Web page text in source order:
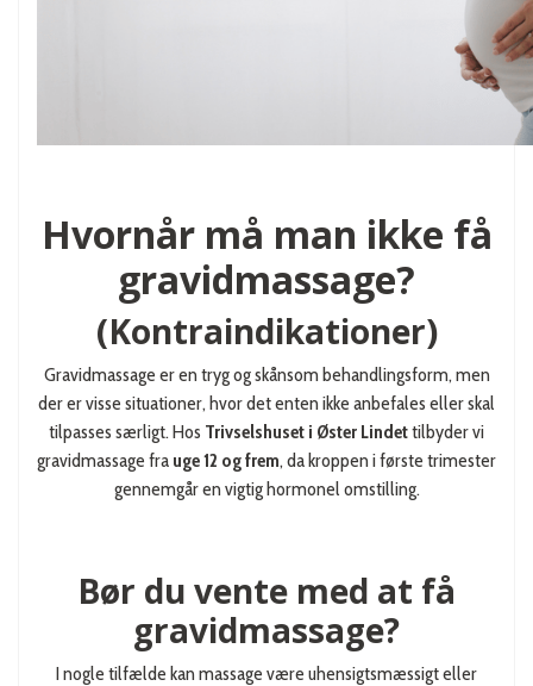
Hvornår må man ikke få
gravidmassage?
(Kontraindikationer)
Gravidmassage er en tryg og skånsom behandlingsform, men
der er visse situationer, hvor det enten ikke anbefales eller skal
tilpasses særligt. Hos Trivselshuset i Øster Lindettilbyder vi
gravidmassage fra uge 12 og frem, da kroppen i første trimester
gennemgår en vigtig hormonel omstilling.
Bør du vente med at få
gravidmassage?
I nogle tilfælde kan massage være uhensigtsmæssigt eller